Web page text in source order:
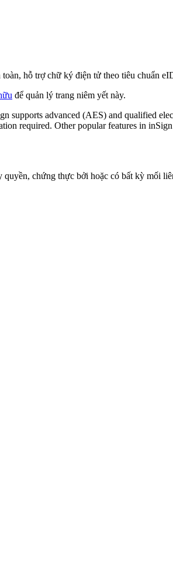
hỗ trợ chữ ký điện tử theo tiêu chuẩn
để quản lý trang niêm yết này.
supports advanced (AES) and qualified
required. Other popular features in
chứng thực bởi hoặc có bất kỳ mối